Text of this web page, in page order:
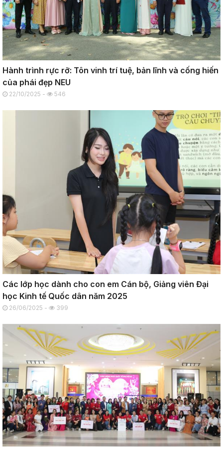
Hành trình rực rỡ: Tôn vinh trí tuệ, bản lĩnh và cống hiến
của phái đẹp NEU
22/10/2025 - 546
Các lớp học dành cho con em Cán bộ, Giảng viên Đại
học Kinh tế Quốc dân năm 2025
26/06/2025 - 399